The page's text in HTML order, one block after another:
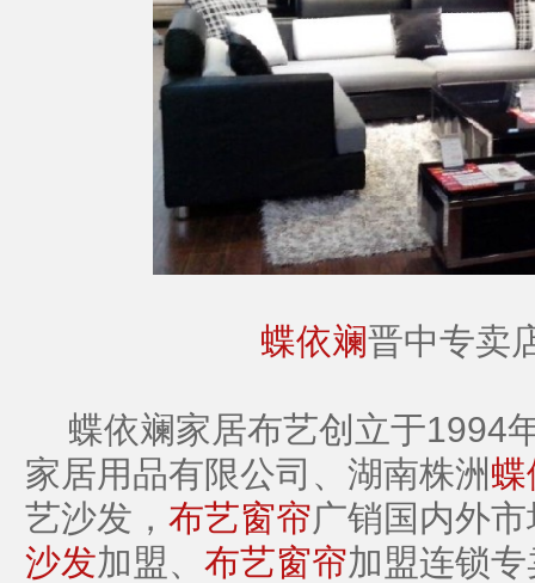
蝶依斓晋中专卖
蝶依斓家居布艺创立于1994
家居用品有限公司、湖南株洲
艺沙发， 布艺窗帘广销国内外
沙发加盟、 布艺窗帘加盟连锁